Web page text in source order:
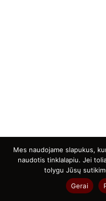
Vandens sporto
baseinus, ir asmenims,
Mes naudojame slapukus,
naudotis tinklalapiu. Jei
tolygu Jūsų
Gerai